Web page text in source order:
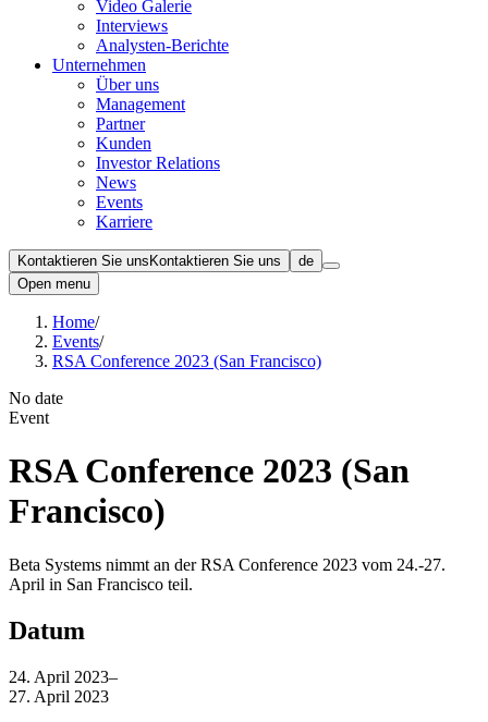
Video Galerie
Interviews
Analysten-Berichte
Unternehmen
Über uns
Management
Partner
Kunden
Investor Relations
News
Events
Karriere
Kontaktieren Sie uns Kontaktieren Sie uns
de
Open menu
Home/
Events/
RSA Conference 2023 (San Francisco)
No date
Event
RSA Conference 2023 (San
Francisco)
Beta Systems nimmt an der RSA Conference 2023 vom 24.-27.
April in San Francisco teil.
Datum
24. April 2023–
27. April 2023